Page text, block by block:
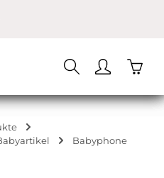
Babyphone